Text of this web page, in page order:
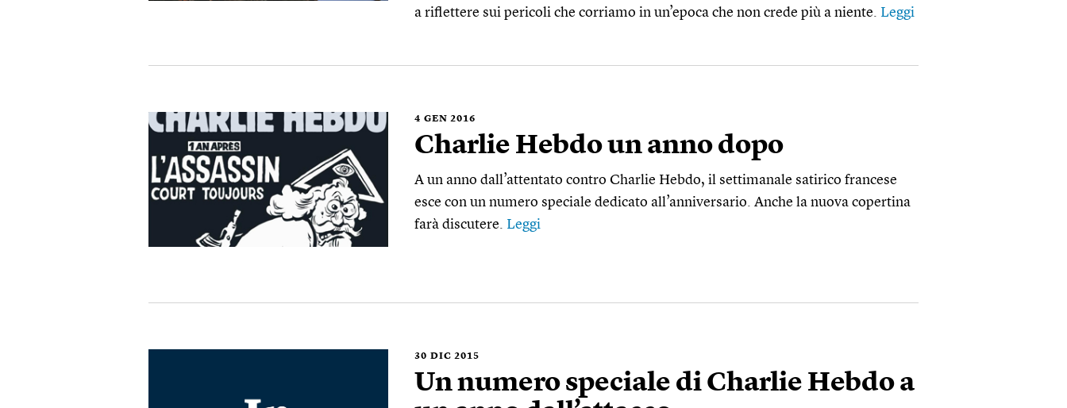
a riflettere sui pericoli che corriamo in un’epoca che non crede più a niente. Leggi
4 GEN 2016
Charlie Hebdo un anno dopo
A un anno dall’attentato contro Charlie Hebdo, il settimanale satirico francese
esce con un numero speciale dedicato all’anniversario. Anche la nuova copertina
farà discutere. Leggi
30 DIC 2015
Un numero speciale di Charlie Hebdo a